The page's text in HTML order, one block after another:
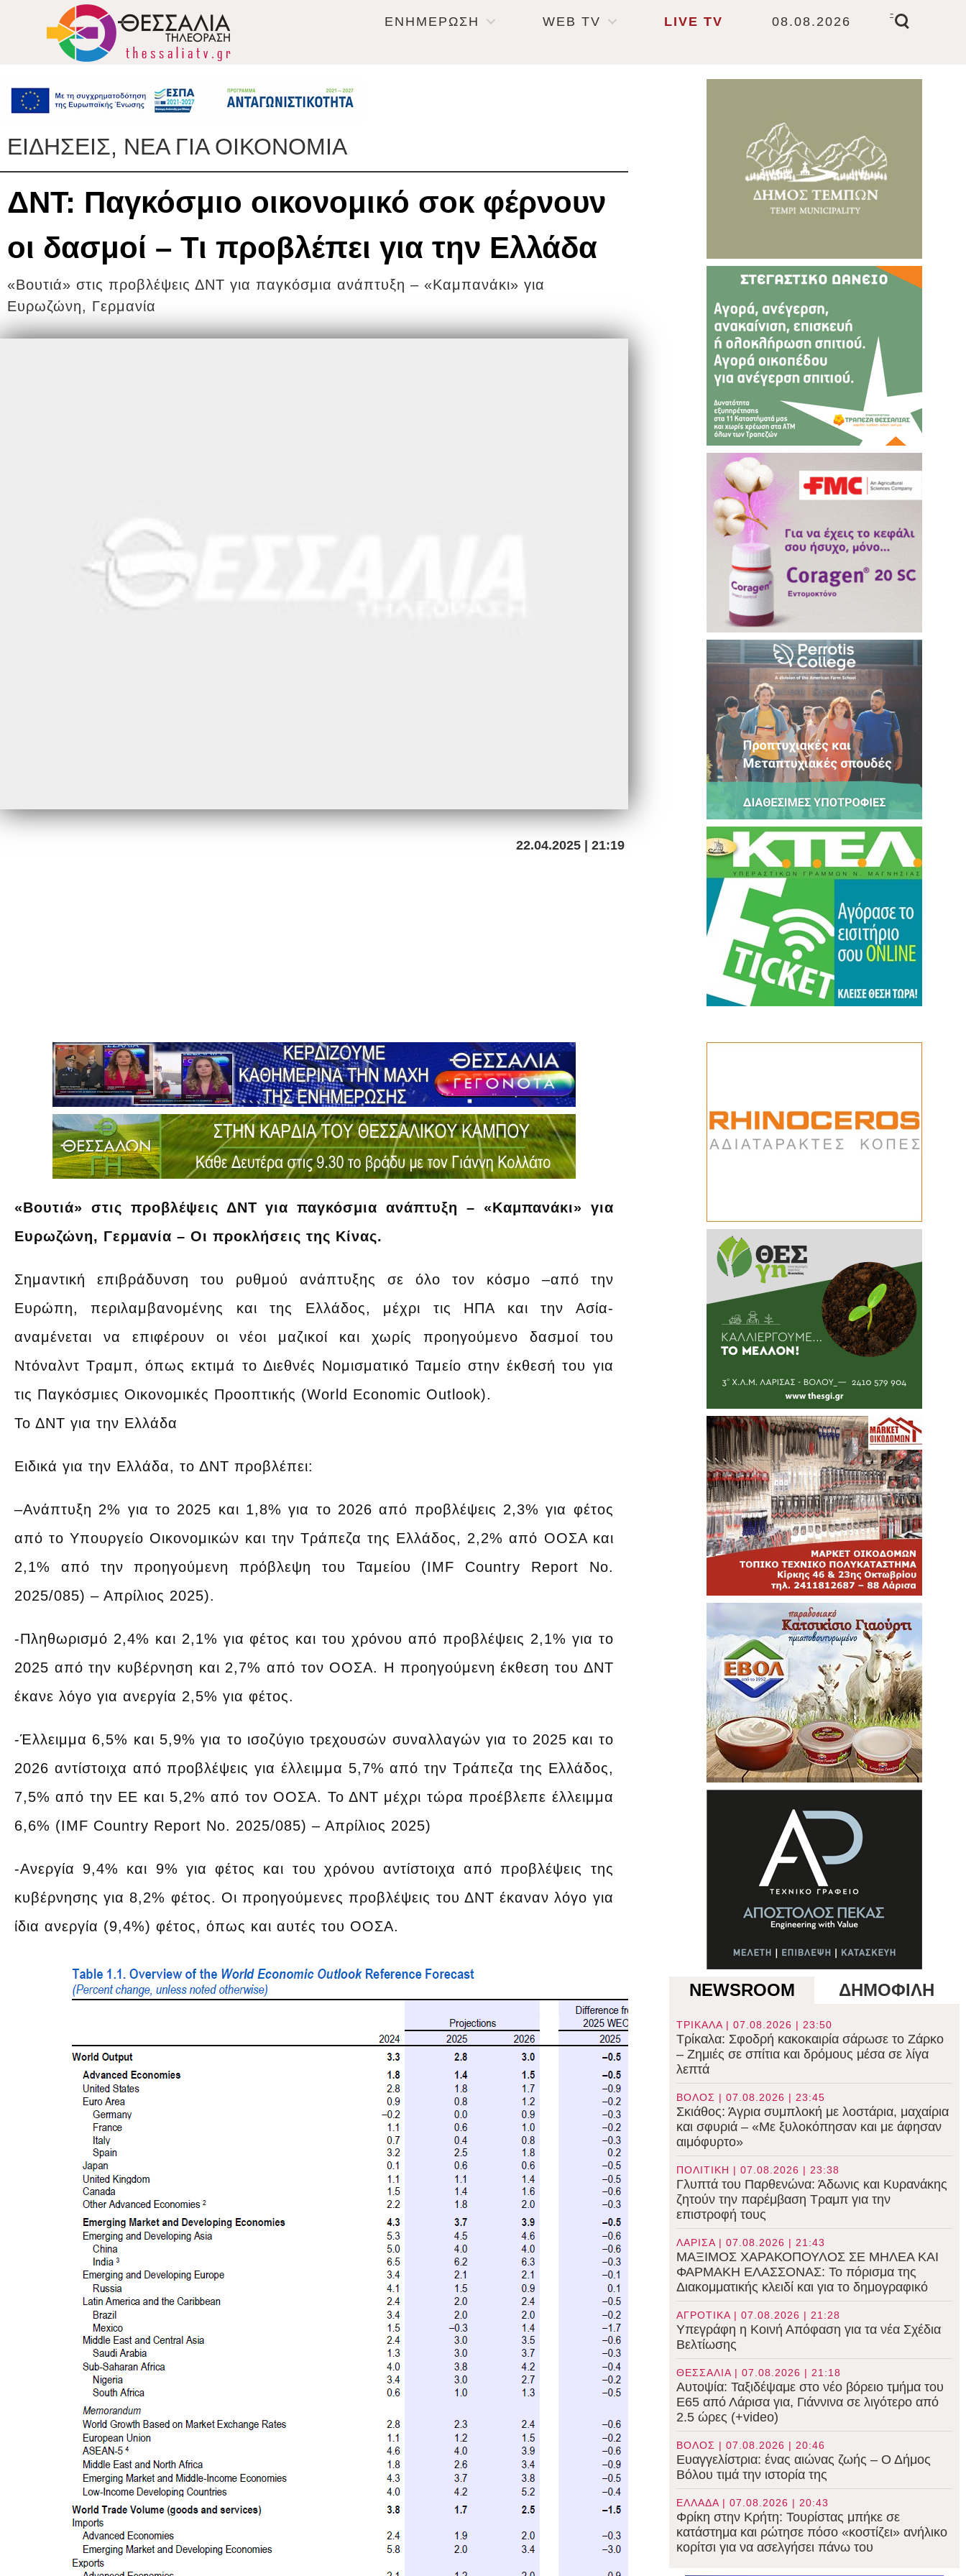
ΕΝΗΜΕΡΩΣΗ WEB TV LIVE TV 08.08.2026
-
ΕΙΔΗΣΕΙΣ, ΝΕΑ ΓΙΑ ΟΙΚΟΝΟΜΙΑ
ΔΝΤ: Παγκόσμιο οικονομικό σοκ φέρνουν
οι δασμοί – Τι προβλέπει για την Ελλάδα
«Βουτιά» στις προβλέψεις ΔΝΤ για παγκόσμια ανάπτυξη – «Καμπανάκι» για
Ευρωζώνη, Γερμανία
22.04.2025 | 21:19
«Βουτιά» στις προβλέψεις ΔΝΤ για παγκόσμια ανάπτυξη – «Καμπανάκι» για
Ευρωζώνη, Γερμανία – Οι προκλήσεις της Κίνας.
Σημαντική επιβράδυνση του ρυθμού ανάπτυξης σε όλο τον κόσμο –από την
Ευρώπη, περιλαμβανομένης και της Ελλάδος, μέχρι τις ΗΠΑ και την Ασία-
αναμένεται να επιφέρουν οι νέοι μαζικοί και χωρίς προηγούμενο δασμοί του
Ντόναλντ Τραμπ, όπως εκτιμά το Διεθνές Νομισματικό Ταμείο στην έκθεσή του για
τις Παγκόσμιες Οικονομικές Προοπτικής (World Economic Outlook).
Το ΔΝΤ για την Ελλάδα
Ειδικά για την Ελλάδα, το ΔΝΤ προβλέπει:
–Ανάπτυξη 2% για το 2025 και 1,8% για το 2026 από προβλέψεις 2,3% για φέτος
από το Υπουργείο Οικονομικών και την Τράπεζα της Ελλάδος, 2,2% από ΟΟΣΑ και
2,1% από την προηγούμενη πρόβλεψη του Ταμείου (IMF Country Report No.
2025/085) – Απρίλιος 2025).
-Πληθωρισμό 2,4% και 2,1% για φέτος και του χρόνου από προβλέψεις 2,1% για το
2025 από την κυβέρνηση και 2,7% από τον ΟΟΣΑ. Η προηγούμενη έκθεση του ΔΝΤ
έκανε λόγο για ανεργία 2,5% για φέτος.
-Έλλειμμα 6,5% και 5,9% για το ισοζύγιο τρεχουσών συναλλαγών για το 2025 και το
2026 αντίστοιχα από προβλέψεις για έλλειμμα 5,7% από την Τράπεζα της Ελλάδος,
7,5% από την ΕΕ και 5,2% από τον ΟΟΣΑ. Το ΔΝΤ μέχρι τώρα προέβλεπε έλλειμμα
6,6% (IMF Country Report No. 2025/085) – Απρίλιος 2025)
-Ανεργία 9,4% και 9% για φέτος και του χρόνου αντίστοιχα από προβλέψεις της
κυβέρνησης για 8,2% φέτος. Οι προηγούμενες προβλέψεις του ΔΝΤ έκαναν λόγο για
ίδια ανεργία (9,4%) φέτος, όπως και αυτές του ΟΟΣΑ.
NEWSROOM ΔΗΜΟΦΙΛΗ
ΤΡΙΚΑΛΑ | 07.08.2026 | 23:50
Τρίκαλα: Σφοδρή κακοκαιρία σάρωσε το Ζάρκο
– Ζημιές σε σπίτια και δρόμους μέσα σε λίγα
λεπτά
ΒΟΛΟΣ | 07.08.2026 | 23:45
Σκιάθος: Άγρια συμπλοκή με λοστάρια, μαχαίρια
και σφυριά – «Με ξυλοκόπησαν και με άφησαν
αιμόφυρτο»
ΠΟΛΙΤΙΚΗ | 07.08.2026 | 23:38
Γλυπτά του Παρθενώνα: Άδωνις και Κυρανάκης
ζητούν την παρέμβαση Τραμπ για την
επιστροφή τους
ΛΑΡΙΣΑ | 07.08.2026 | 21:43
ΜΑΞΙΜΟΣ ΧΑΡΑΚΟΠΟΥΛΟΣ ΣΕ ΜΗΛΕΑ ΚΑΙ
ΦΑΡΜΑΚΗ ΕΛΑΣΣΟΝΑΣ: Το πόρισμα της
Διακομματικής κλειδί και για το δημογραφικό
ΑΓΡΟΤΙΚΑ | 07.08.2026 | 21:28
Υπεγράφη η Κοινή Απόφαση για τα νέα Σχέδια
Βελτίωσης
ΘΕΣΣΑΛΙΑ | 07.08.2026 | 21:18
Αυτοψία: Ταξιδέψαμε στο νέο βόρειο τμήμα του
Ε65 από Λάρισα για, Γιάννινα σε λιγότερο από
2.5 ώρες (+video)
ΒΟΛΟΣ | 07.08.2026 | 20:46
Ευαγγελίστρια: ένας αιώνας ζωής – Ο Δήμος
Βόλου τιμά την ιστορία της
ΕΛΛΑΔΑ | 07.08.2026 | 20:43
Φρίκη στην Κρήτη: Τουρίστας μπήκε σε
κατάστημα και ρώτησε πόσο «κοστίζει» ανήλικο
κορίτσι για να ασελγήσει πάνω του